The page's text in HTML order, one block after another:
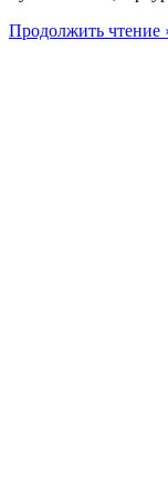
Продолжить чтение